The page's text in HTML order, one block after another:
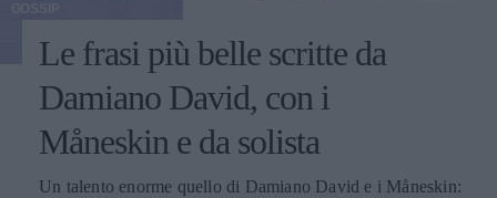
Le frasi più belle scritte da
Damiano David, con i
Måneskin e da solista
Un talento enorme quello di Damiano David e i Måneskin: